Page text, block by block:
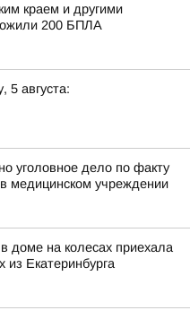
краем и другими
200 БПЛА
5 августа:
уголовное дело по факту
медицинском учреждении
доме на колесах приехала
Екатеринбурга